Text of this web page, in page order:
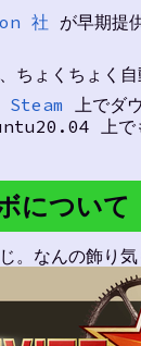
社 が早期
ちょくちょく
Steam 上でダ
上
について
。なんの飾り